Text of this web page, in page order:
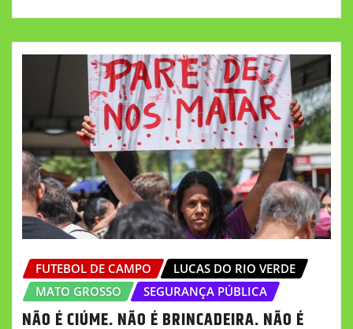
FUTEBOL DE CAMPO
LUCAS DO RIO VERDE
MATO GROSSO
SEGURANÇA PÚBLICA
NÃO É CIÚME. NÃO É BRINCADEIRA. NÃO É